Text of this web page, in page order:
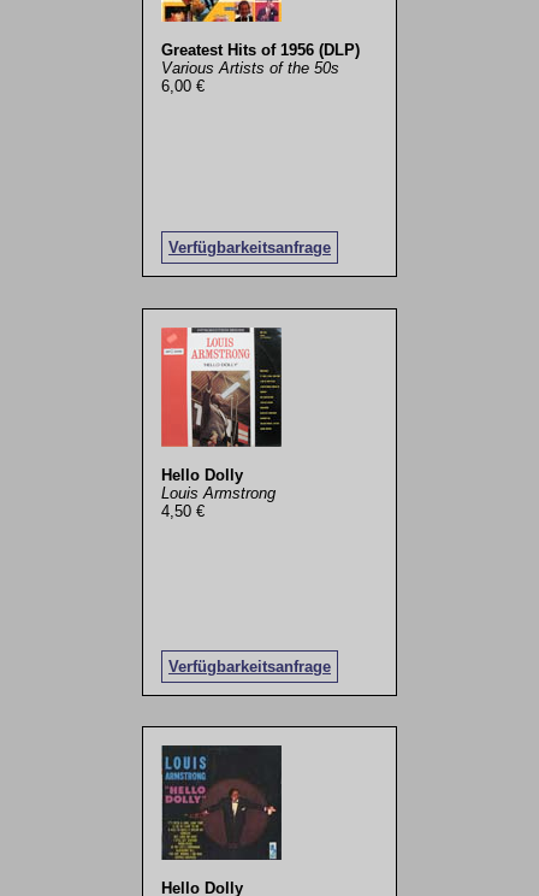
Greatest Hits of 1956 (DLP)
Various Artists of the 50s
6,00 €
Verfügbarkeitsanfrage
Hello Dolly
Louis Armstrong
4,50 €
Verfügbarkeitsanfrage
Hello Dolly